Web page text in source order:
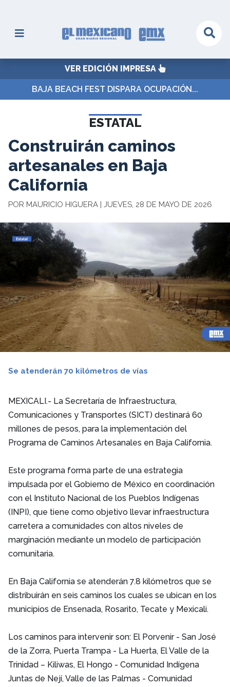
VER EDICIÓN IMPRESA
BAJA BEACH FEST DISPARA OCUPACIÓN...
ESTATAL
Construirán caminos
artesanales en Baja
California
POR MAURICIO HIGUERA | JUEVES, 28 DE MAYO DE 2026
Se atenderán 70 kilómetros de vías
MEXICALI.- La Secretaría de Infraestructura,
Comunicaciones y Transportes (SICT) destinará 60
millones de pesos, para la implementación del
Programa de Caminos Artesanales en Baja California.
Este programa forma parte de una estrategia
impulsada por el Gobierno de México en coordinación
con el Instituto Nacional de los Pueblos Indígenas
(INPI), que tiene como objetivo llevar infraestructura
carretera a comunidades con altos niveles de
marginación mediante un modelo de participación
comunitaria.
En Baja California se atenderán 7.8 kilómetros que se
distribuirán en seis caminos los cuales se ubican en los
municipios de Ensenada, Rosarito, Tecate y Mexicali.
Los caminos para intervenir son: El Porvenir - San José
de la Zorra, Puerta Trampa - La Huerta, El Valle de la
Trinidad – Kiliwas, El Hongo - Comunidad Indígena
Juntas de Nejí, Valle de las Palmas - Comunidad